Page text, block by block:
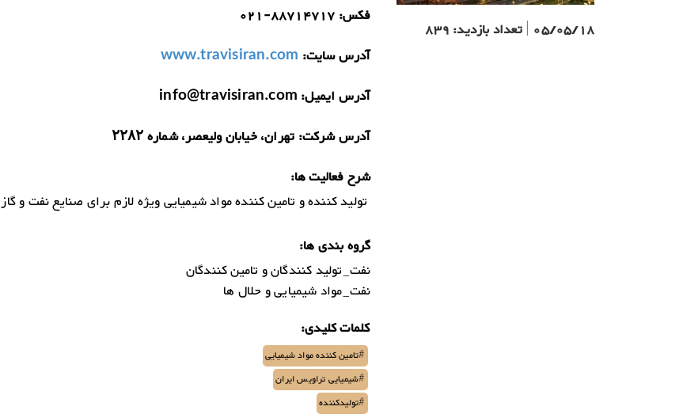
05/05/18
|تعداد بازدید: 839
فکس: 021-88714717
آدرس سایت: www.travisiran.com
آدرس ایمیل: info@travisiran.com
آدرس شرکت: تهران، خیابان ولیعصر، شماره ۲۲۸۲
شرح فعالیت ها:
تولید کننده و تامین کننده مواد شیمیایی ویژه لازم برای صنایع نفت و گاز
گروه بندی ها:
نفت_تولید کنندگان و تامین کنندگان
نفت_مواد شیمیایی و حلال ها
کلمات کلیدی:
#تامین کننده مواد شیمیایی
#شیمیایی تراویس ایران
#تولیدکننده